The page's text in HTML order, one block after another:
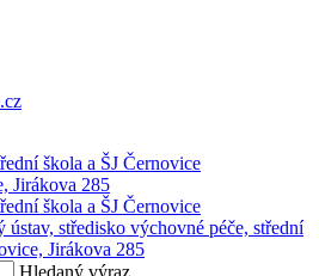
Jirákova 285
ústav, středisko výchovné péče, střední
Jirákova 285
Hledaný výraz